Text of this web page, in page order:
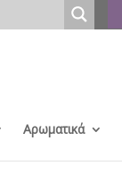
Αρωματικά